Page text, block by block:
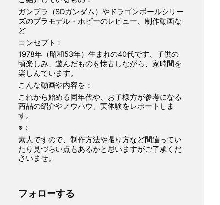
ガンプラ（SDガンダム）やドラゴンボールシリー
ズのプラモデル・ホビーのレビュー、制作動画な
ど
コンセプト：
1978年（昭和53年）生まれの40代です、子供の
頃楽しみ、遊んだものを懐古しながら、家時間を
楽しんでいます。
こんな動画や内容を：
これから始める同年代や、お子様方が参考になる
商品の紹介やノウハウ、実体験をレポートしま
す。
※：
素人ですので、制作方法や撮り方など間違ってい
たり見づらい点もあるかと思いますがご了承くだ
さいませ。
フォローする